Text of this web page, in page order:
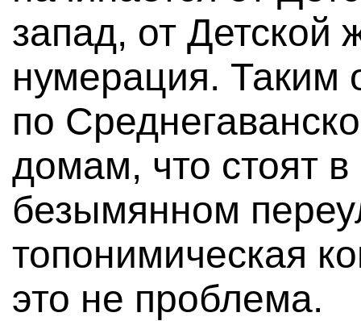
запад, от Детской
нумерация. Таким
по
домам, что стоят
безымянном
топонимическая
это не проблема.